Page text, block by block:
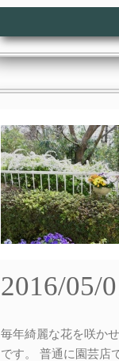
2016/05/
毎年綺麗な花を咲か
です。 普通に園芸店